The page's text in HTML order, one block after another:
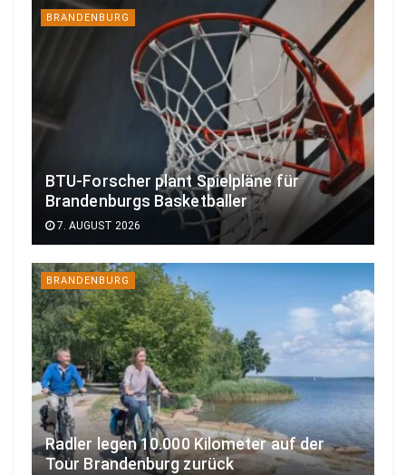
BRANDENBURG
BTU-Forscher plant Spielpläne für
Brandenburgs Basketballer
7. AUGUST 2026
BRANDENBURG
Radler legen 10.000 Kilometer auf der
Tour Brandenburg zurück